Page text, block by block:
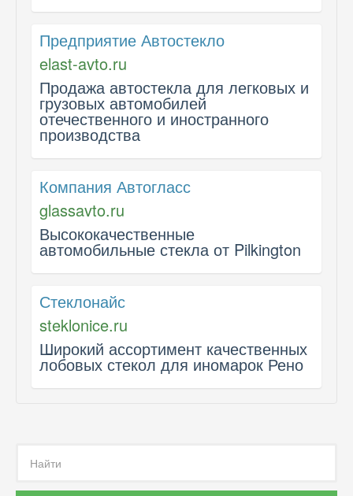
Предприятие Автостекло
elast-avto.ru
Продажа автостекла для легковых и
грузовых автомобилей
отечественного и иностранного
производства
Компания Автогласс
glassavto.ru
Высококачественные
автомобильные стекла от Pilkington
Стеклонайс
steklonice.ru
Широкий ассортимент качественных
лобовых стекол для иномарок Рено